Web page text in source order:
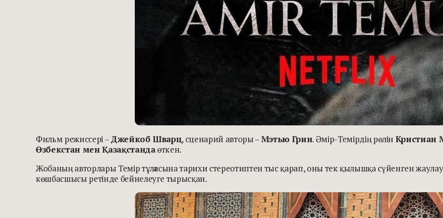
Фильм режиссері –Джейкоб Шварц, сценарий авторы –Мэтью Грин. Әмір-Темірдің рөлін Кристиан
Өзбекстан мен Қазақстандаөткен.
Жобаның авторлары Темір тұлғасына тарихи стереотиптен тыс қарап, оны тек қылышқа сүйенген
көшбасшысы ретінде бейнелеуге тырысқан.